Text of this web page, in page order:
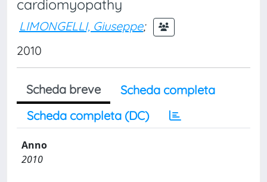
cardiomyopathy
LIMONGELLI, Giuseppe;
2010
Scheda breve
Scheda completa
Scheda completa (DC)
Anno
2010